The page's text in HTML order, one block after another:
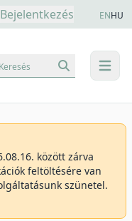
Bejelentkezés ENHU
menu
Keresés
között zárva
feltöltésére van
szünetel.